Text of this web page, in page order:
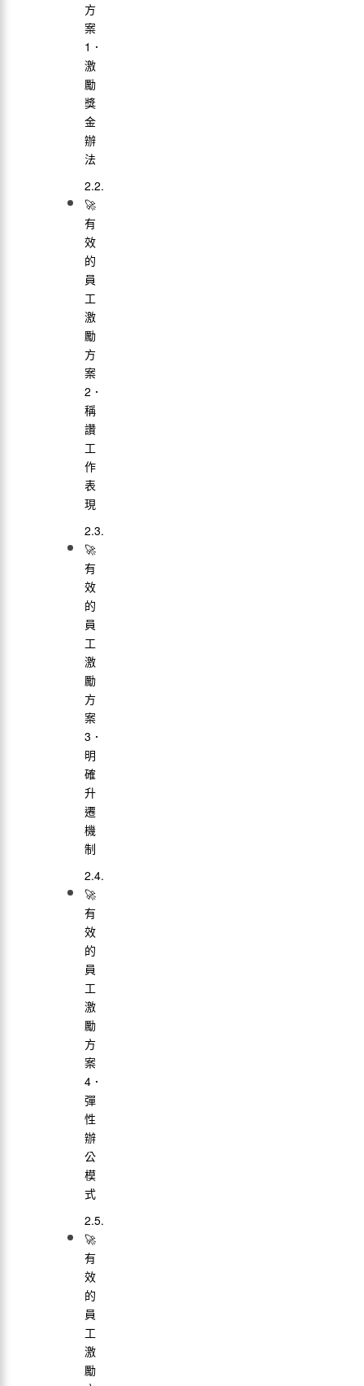
方
案
1．
激
勵
獎
金
辦
法
🚀
有
效
的
員
工
激
勵
方
案
2．
稱
讚
工
作
表
現
🚀
有
效
的
員
工
激
勵
方
案
3．
明
確
升
遷
機
制
🚀
有
效
的
員
工
激
勵
方
案
4．
彈
性
辦
公
模
式
🚀
有
效
的
員
工
激
勵